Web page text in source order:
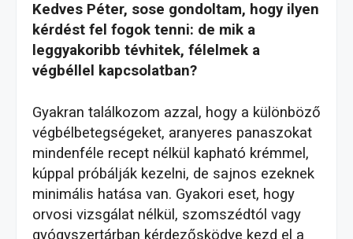
Kedves Péter, sose gondoltam, hogy ilyen
kérdést fel fogok tenni: de mik a
leggyakoribb tévhitek, félelmek a
végbéllel kapcsolatban?
Gyakran találkozom azzal, hogy a különböző
végbélbetegségeket, aranyeres panaszokat
mindenféle recept nélkül kapható krémmel,
kúppal próbálják kezelni, de sajnos ezeknek
minimális hatása van. Gyakori eset, hogy
orvosi vizsgálat nélkül, szomszédtól vagy
gyógyszertárban kérdezősködve kezd el a